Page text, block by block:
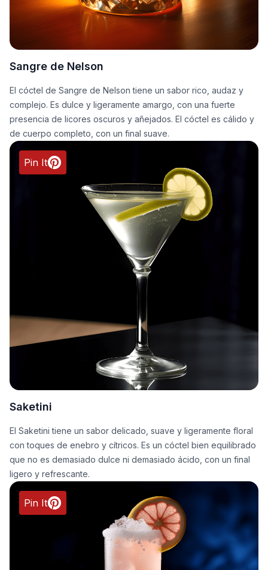
Sangre de Nelson
El cóctel de Sangre de Nelson tiene un sabor rico, audaz y
complejo. Es dulce y ligeramente amargo, con una fuerte
presencia de licores oscuros y añejados. El cóctel es cálido y
de cuerpo completo, con un final suave.
Pin It
Saketini
El Saketini tiene un sabor delicado, suave y ligeramente floral
con toques de enebro y cítricos. Es un cóctel bien equilibrado
que no es demasiado dulce ni demasiado ácido, con un final
ligero y refrescante.
Pin It